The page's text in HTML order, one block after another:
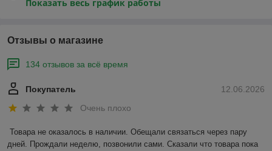
Показать весь график работы
Отзывы о магазине
134 отзывов за всё время
12.06.2026
Покупатель
Очень плохо
Товара не оказалось в наличии. Обещали связаться через пару
дней. Прождали неделю, позвонили сами. Сказали что товара пока